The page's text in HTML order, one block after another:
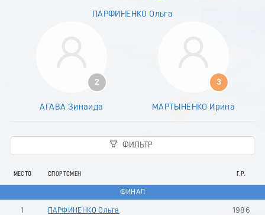
2
5
6
8
ПАРФИНЕНКО Ольга
2
АГАВА Зинаида
3
МАРТЫНЕНКО Ирина
ФИЛЬТР
МЕСТО СПОРТСМЕН Г.Р.
ФИНАЛ
1 ПАРФИНЕНКО Ольга 1986